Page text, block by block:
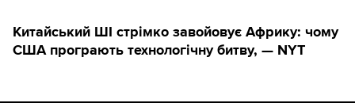
Китайський ШІ стрімко завойовує Африку: чому
США програють технологічну битву, — NYT